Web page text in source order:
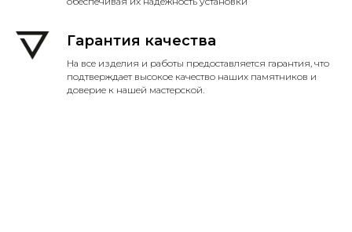
Гарантия качества
На все изделия и работы предоставляется гарантия, что
подтверждает высокое качество наших памятников и
доверие к нашей мастерской.